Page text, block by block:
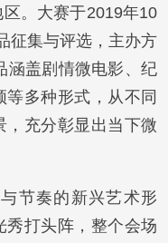
。大赛于2019年10
征集与评选，主办方
涵盖剧情微电影、纪
多种形式，从不同
，充分彰显出当下微
节奏的新兴艺术形
秀打头阵，整个会场